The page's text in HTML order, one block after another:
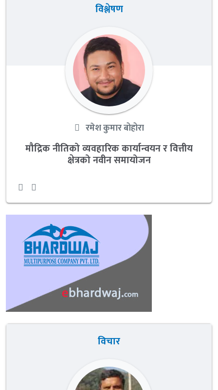
विश्लेषण
रमेश कुमार बोहोरा
मौद्रिक नीतिको व्यवहारिक कार्यान्वयन र वित्तीय
क्षेत्रको नवीन समायोजन
विचार